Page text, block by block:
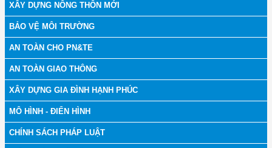
XÂY DỰNG NÔNG THÔN MỚI
BẢO VỆ MÔI TRƯỜNG
AN TOÀN CHO PN&TE
AN TOÀN GIAO THÔNG
XÂY DỰNG GIA ĐÌNH HẠNH PHÚC
MÔ HÌNH - ĐIỂN HÌNH
CHÍNH SÁCH PHÁP LUẬT